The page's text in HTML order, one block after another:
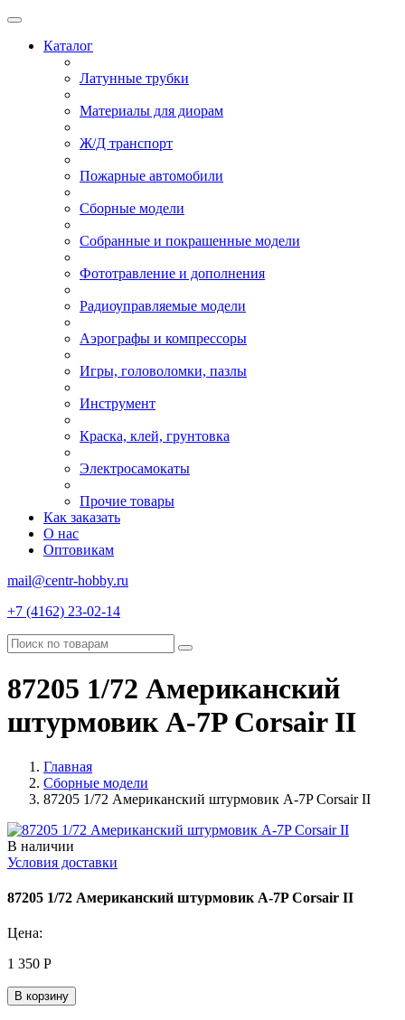
Каталог
Латунные трубки
Материалы для диорам
Ж/Д транспорт
Пожарные автомобили
Сборные модели
Собранные и покрашенные модели
Фототравление и дополнения
Радиоуправляемые модели
Аэрографы и компрессоры
Игры, головоломки, пазлы
Инструмент
Краска, клей, грунтовка
Электросамокаты
Прочие товары
Как заказать
О нас
Оптовикам
mail@centr-hobby.ru
+7 (4162) 23-02-14
87205 1/72 Американский
штурмовик A-7P Corsair II
Главная
Сборные модели
87205 1/72 Американский штурмовик A-7P Corsair II
В наличии
Условия доставки
87205 1/72 Американский штурмовик A-7P Corsair II
Цена:
1 350 Р
В корзину